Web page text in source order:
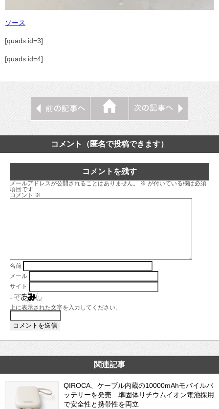
ソース
[quads id=3]
[quads id=4]
コメント（匿名で投稿できます）
コメントを残す
メールアドレスが公開されることはありません。 ※ が付いている欄は必須
項目です
コメント ※
名前
メール
サイト
上に表示された文字を入力してください。
関連記事
QIROCA、ケーブル内蔵の10000mAhモバイルバ
ッテリーを発売 準固体リチウムイオン電池採用
で安全性と携帯性を両立